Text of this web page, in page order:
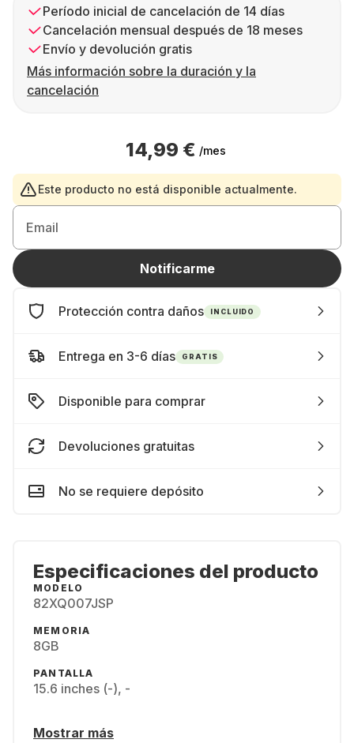
Período inicial de cancelación de 14 días
Cancelación mensual después de 18 meses
Envío y devolución gratis
Más información sobre la duración y la
cancelación
14,99 € /mes
Este producto no está disponible actualmente.
Email
Notificarme
Protección contra daños INCLUIDO
Entrega en 3-6 días GRATIS
Disponible para comprar
Devoluciones gratuitas
No se requiere depósito
Especificaciones del producto
MODELO
82XQ007JSP
MEMORIA
8GB
PANTALLA
15.6 inches (-), -
Mostrar más